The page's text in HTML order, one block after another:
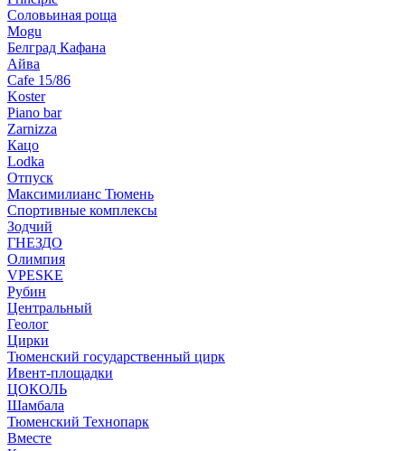
Соловьиная роща
Mogu
Белград Кафана
Айва
Cafe 15/86
Koster
Piano bar
Zarnizza
Кацо
Lodka
Отпуск
Максимилианс Тюмень
Спортивные комплексы
Зодчий
ГНЕЗДО
Олимпия
VPESKE
Рубин
Центральный
Геолог
Цирки
Тюменский государственный цирк
Ивент-площадки
ЦОКОЛЬ
Шамбала
Тюменский Технопарк
Вместе